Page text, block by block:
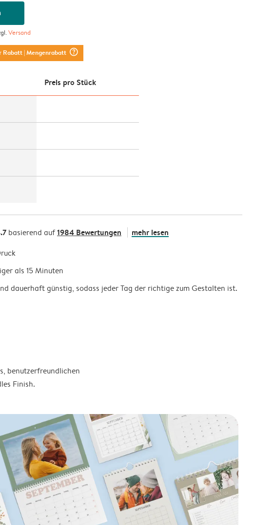
Versand
Rabatt| Mengenrabatt question_mark_circle
Preis pro Stück
basierend auf1984 Bewertungen mehr lesen
als 15 Minuten
dauerhaft günstig, sodass jeder Tag der richtige zum Gestalten ist.
benutzerfreundlichen
Finish.